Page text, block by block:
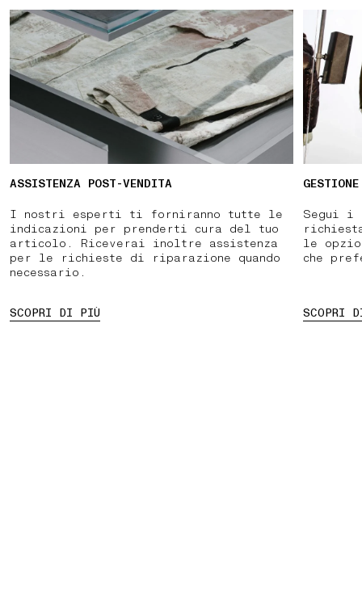
ASSISTENZA POST-VENDITA
I nostri esperti ti forniranno tutte le
indicazioni per prenderti cura del tuo
articolo. Riceverai inoltre assistenza
per le richieste di riparazione quando
necessario.
SCOPRI DI PIÙ
Segui i
le
che
SCOPRI